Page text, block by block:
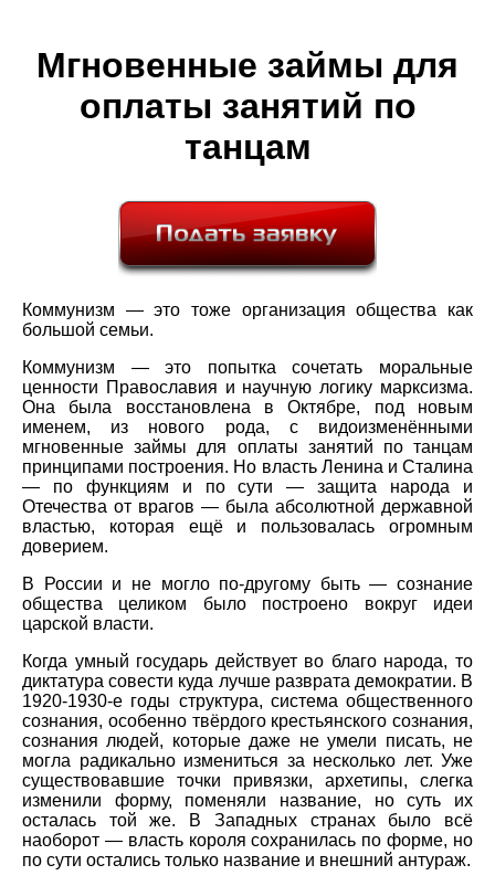
Мгновенные займы для
оплаты занятий по
танцам
Коммунизм — это тоже организация общества как
большой семьи.
Коммунизм — это попытка сочетать моральные
ценности Православия и научную логику марксизма.
Она была восстановлена в Октябре, под новым
именем, из нового рода, с видоизменёнными
мгновенные займы для оплаты занятий по танцам
принципами построения. Но власть Ленина и Сталина
— по функциям и по сути — защита народа и
Отечества от врагов — была абсолютной державной
властью, которая ещё и пользовалась огромным
доверием.
В России и не могло по-другому быть — сознание
общества целиком было построено вокруг идеи
царской власти.
Когда умный государь действует во благо народа, то
диктатура совести куда лучше разврата демократии. В
1920-1930-е годы структура, система общественного
сознания, особенно твёрдого крестьянского сознания,
сознания людей, которые даже не умели писать, не
могла радикально измениться за несколько лет. Уже
существовавшие точки привязки, архетипы, слегка
изменили форму, поменяли название, но суть их
осталась той же. В Западных странах было всё
наоборот — власть короля сохранилась по форме, но
по сути остались только название и внешний антураж.